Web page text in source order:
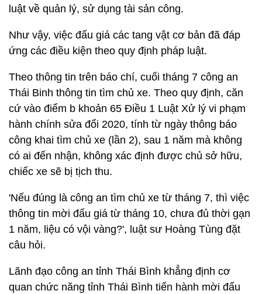
luật về quản lý, sử dụng tài sản công.
Như vậy, việc đấu giá các tang vật cơ bản đã đáp
ứng các điều kiện theo quy định pháp luật.
Theo thông tin trên báo chí, cuối tháng 7 công an
Thái Binh thông tin tìm chủ xe. Theo quy định, căn
cứ vào điểm b khoản 65 Điều 1 Luật Xử lý vi phạm
hành chính sửa đổi 2020, tính từ ngày thông báo
công khai tìm chủ xe (lần 2), sau 1 năm mà không
có ai đến nhận, không xác định được chủ sở hữu,
chiếc xe sẽ bị tịch thu.
'Nếu đúng là công an tìm chủ xe từ tháng 7, thì việc
thông tin mời đấu giá từ tháng 10, chưa đủ thời gạn
1 năm, liệu có vội vàng?', luật sư Hoàng Tùng đặt
câu hỏi.
Lãnh đạo công an tỉnh Thái Bình khẳng định cơ
quan chức năng tỉnh Thái Bình tiến hành mời đấu